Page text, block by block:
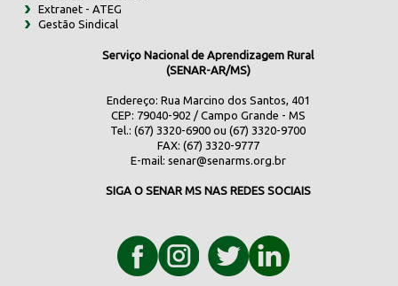
Extranet - ATEG
Gestão Sindical
Serviço Nacional de Aprendizagem Rural
(SENAR-AR/MS)
Endereço: Rua Marcino dos Santos, 401
CEP: 79040-902 / Campo Grande - MS
Tel.: (67) 3320-6900 ou (67) 3320-9700
FAX: (67) 3320-9777
E-mail: senar@senarms.org.br
SIGA O SENAR MS NAS REDES SOCIAIS